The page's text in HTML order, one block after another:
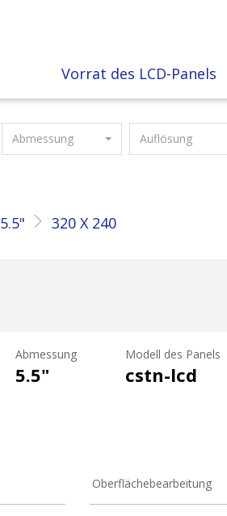
Vorrat des LCD-Panels
Abmessung Auflösung
5.5" 320 X 240
Abmessung
5.5"
Modell des Panels
cstn-lcd
Oberflächebearbeitung